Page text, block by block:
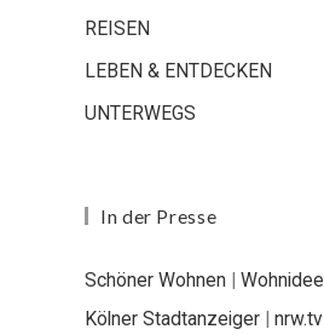
REISEN
LEBEN & ENTDECKEN
UNTERWEGS
In der Presse
Schöner Wohnen | Wohnidee
Kölner Stadtanzeiger | nrw.tv